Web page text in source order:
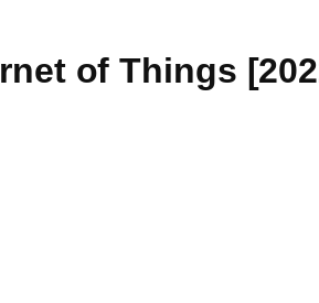
of Things